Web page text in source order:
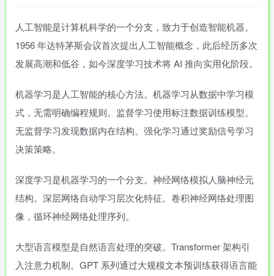
人工智能是计算机科学的一个分支，致力于创造智能机器。
1956 年达特茅斯会议首次提出人工智能概念，此后经历多次
发展高潮和低谷，如今深度学习技术将 AI 推向实用化阶段。
机器学习是人工智能的核心方法。机器学习从数据中学习模
式，无需明确编程规则。监督学习使用标注数据训练模型。
无监督学习发现数据内在结构。强化学习通过奖励信号学习
决策策略。
深度学习是机器学习的一个分支。神经网络模拟人脑神经元
结构。深层网络自动学习层次化特征。卷积神经网络处理图
像，循环神经网络处理序列。
大型语言模型是自然语言处理的突破。Transformer 架构引
入注意力机制。GPT 系列通过大规模文本预训练获得语言能